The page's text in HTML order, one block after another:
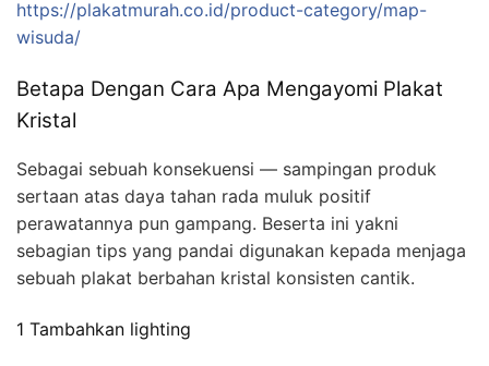
https://plakatmurah.co.id/product-category/map-
wisuda/
Betapa Dengan Cara Apa Mengayomi Plakat
Kristal
Sebagai sebuah konsekuensi — sampingan produk
sertaan atas daya tahan rada muluk positif
perawatannya pun gampang. Beserta ini yakni
sebagian tips yang pandai digunakan kepada menjaga
sebuah plakat berbahan kristal konsisten cantik.
1 Tambahkan lighting